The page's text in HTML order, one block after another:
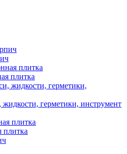
плитка
герметики, инструмент
плитка